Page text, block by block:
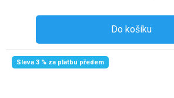
Do košíku
Sleva 3 % za platbu předem